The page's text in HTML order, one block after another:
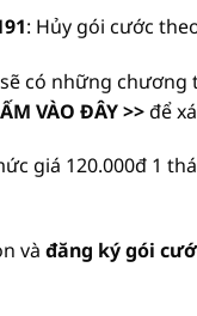
: Hủy gói cước
có những
VÀO ĐÂY >>để
giá 120.000đ 1
và đăng ký gói